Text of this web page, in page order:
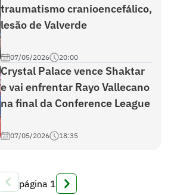
traumatismo cranioencefálico,
lesão de Valverde
07/05/2026 20:00
Crystal Palace vence Shaktar
e vai enfrentar Rayo Vallecano
na final da Conference League
07/05/2026 18:35
página 1